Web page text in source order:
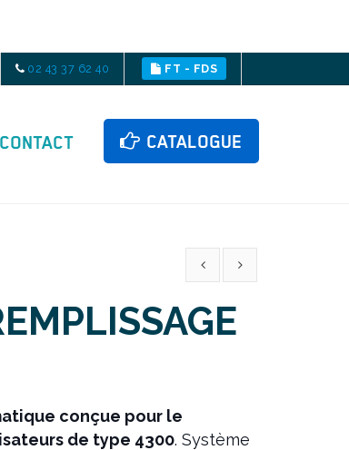
02 43 37 62 40 FT - FDS
CONTACT CATALOGUE
conçue pour le
de type 4300. Système